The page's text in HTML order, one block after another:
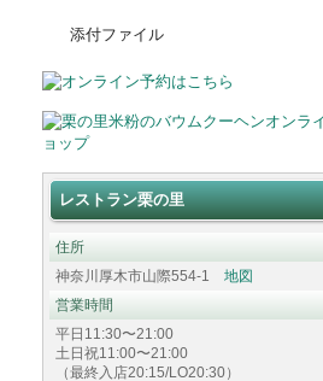
添付ファイル
レストラン栗の里
住所
神奈川厚木市山際554-1 地図
営業時間
平日11:30〜21:00
土日祝11:00〜21:00
（最終入店20:15/LO20:30）